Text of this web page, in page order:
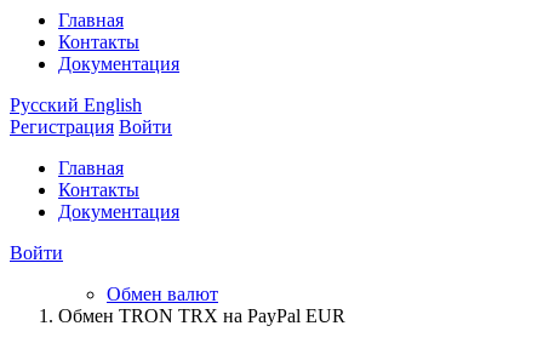
Главная
Контакты
Документация
Русский English
Регистрация Войти
Главная
Контакты
Документация
Войти
Обмен валют
Обмен TRON TRX на PayPal EUR